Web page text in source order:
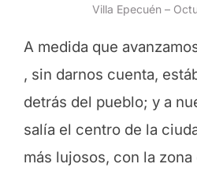
Villa Epecuén –
A medida que
, sin darnos cuenta,
detrás del pueblo; y a
salía el centro de la
más lujosos, con la